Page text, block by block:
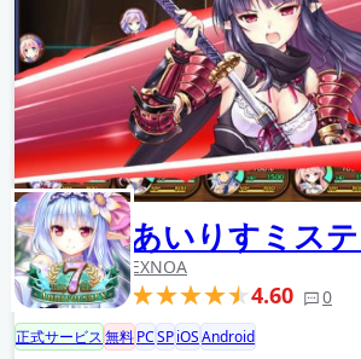
あいりすミス
EXNOA
4.60 0
正式サービス無料PCSPiOSAndroid